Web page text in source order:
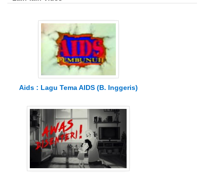
Aids : Lagu Tema AIDS (B. Inggeris)